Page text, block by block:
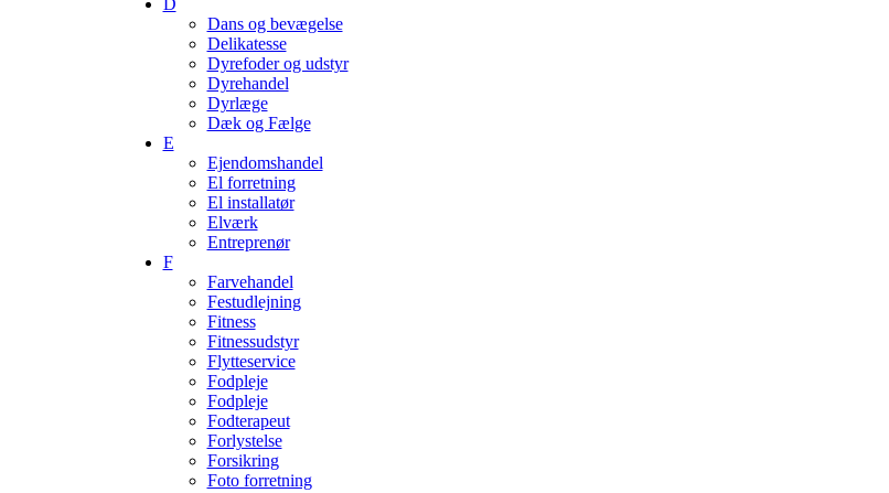
D
Dans og bevægelse
Delikatesse
Dyrefoder og udstyr
Dyrehandel
Dyrlæge
Dæk og Fælge
E
Ejendomshandel
El forretning
El installatør
Elværk
Entreprenør
F
Farvehandel
Festudlejning
Fitness
Fitnessudstyr
Flytteservice
Fodpleje
Fodpleje
Fodterapeut
Forlystelse
Forsikring
Foto forretning